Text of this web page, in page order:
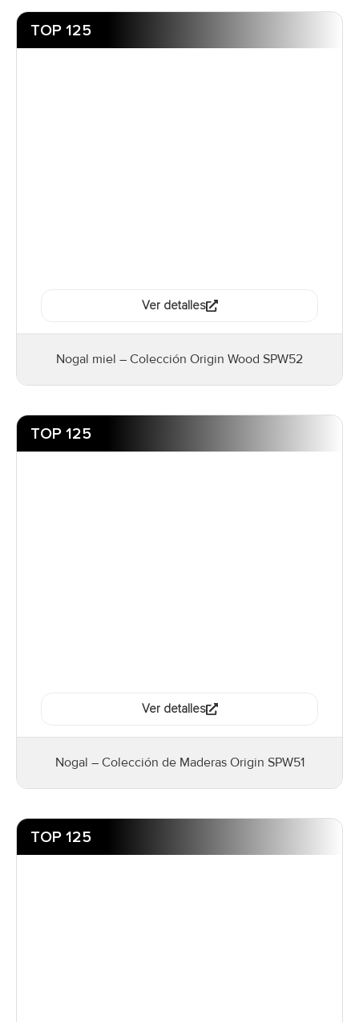
TOP 125
Ver detalles
Nogal miel – Colección Origin Wood SPW52
TOP 125
Ver detalles
Nogal – Colección de Maderas Origin SPW51
TOP 125